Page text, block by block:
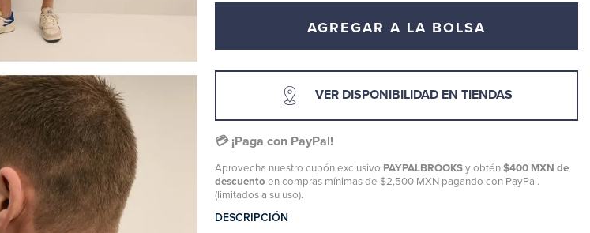
AGREGAR A LA BOLSA
VER DISPONIBILIDAD EN TIENDAS
💳 ¡Paga con PayPal!
Aprovecha nuestro cupón exclusivo PAYPALBROOKSy obtén$400 MXN de
descuento en compras mínimas de $2,500 MXN pagando con PayPal.
(limitados a su uso).
DESCRIPCIÓN